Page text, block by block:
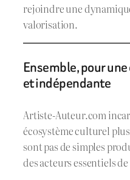
rejoindre une
valorisation.
Ensemble, pour
et indépendante
Artiste-Auteur.com
écosystème culturel
sont pas de simples
des acteurs essentiels